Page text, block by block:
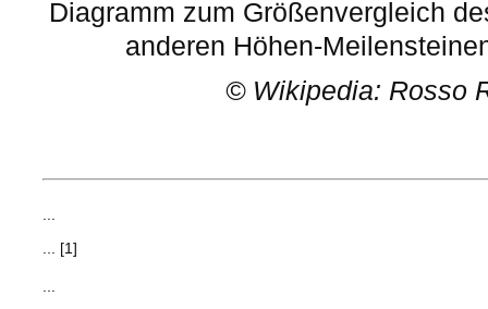
Diagramm zum Größenvergleich
anderen Höhen-
© Wikipedia: Rosso
... [1]